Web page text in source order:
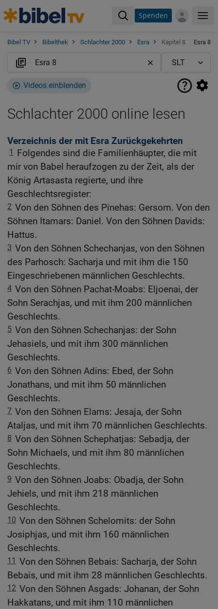
Spenden
Bibel TV Bibelthek Schlachter 2000 Esra Kapitel 8 Esra 8
Videos einblenden
Schlachter 2000 online lesen
Verzeichnis der mit Esra Zurückgekehrten
1
Folgendes sind die Familienhäupter, die mit
mir von Babel heraufzogen zu der Zeit, als der
König Artasasta regierte, und ihre
Geschlechtsregister:
2 Von den Söhnen des Pinehas: Gersom. Von den
Söhnen Itamars: Daniel. Von den Söhnen Davids:
Hattus.
3 Von den Söhnen Schechanjas, von den Söhnen
des Parhosch: Sacharja und mit ihm die 150
Eingeschriebenen männlichen Geschlechts.
4 Von den Söhnen Pachat-Moabs: Eljoenai, der
Sohn Serachjas, und mit ihm 200 männlichen
Geschlechts.
5 Von den Söhnen Schechanjas: der Sohn
Jehasiels, und mit ihm 300 männlichen
Geschlechts.
6 Von den Söhnen Adins: Ebed, der Sohn
Jonathans, und mit ihm 50 männlichen
Geschlechts.
7 Von den Söhnen Elams: Jesaja, der Sohn
Ataljas, und mit ihm 70 männlichen Geschlechts.
8 Von den Söhnen Schephatjas: Sebadja, der
Sohn Michaels, und mit ihm 80 männlichen
Geschlechts.
9 Von den Söhnen Joabs: Obadja, der Sohn
Jehiels, und mit ihm 218 männlichen
Geschlechts.
10 Von den Söhnen Schelomits: der Sohn
Josiphjas, und mit ihm 160 männlichen
Geschlechts.
11 Von den Söhnen Bebais: Sacharja, der Sohn
Bebais, und mit ihm 28 männlichen Geschlechts.
12 Von den Söhnen Asgads: Johanan, der Sohn
Hakkatans, und mit ihm 110 männlichen